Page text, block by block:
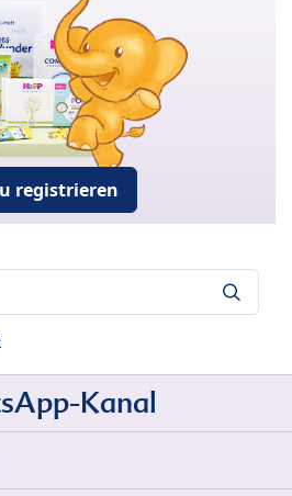
registrieren
Kanal